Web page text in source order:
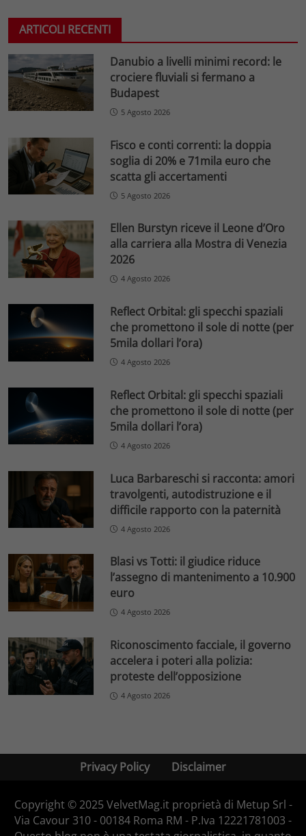
ARTICOLI RECENTI
Danubio a livelli minimi record: le
crociere fluviali si fermano a
Budapest
5 Agosto 2026
Fisco e conti correnti: la doppia
soglia di 20% e 71mila euro che
scatta gli accertamenti
5 Agosto 2026
Ellen Burstyn riceve il Leone d’Oro
alla carriera alla Mostra di Venezia
2026
4 Agosto 2026
Reflect Orbital: gli specchi spaziali
che promettono il sole di notte (per
5mila dollari l’ora)
4 Agosto 2026
Reflect Orbital: gli specchi spaziali
che promettono il sole di notte (per
5mila dollari l’ora)
4 Agosto 2026
Luca Barbareschi si racconta: amori
travolgenti, autodistruzione e il
difficile rapporto con la paternità
4 Agosto 2026
Blasi vs Totti: il giudice riduce
l’assegno di mantenimento a 10.900
euro
4 Agosto 2026
Riconoscimento facciale, il governo
accelera i poteri alla polizia:
proteste dell’opposizione
4 Agosto 2026
Privacy Policy Disclaimer
Copyright © 2025 VelvetMag.it proprietà di Metup Srl -
Via Cavour 310 - 00184 Roma RM - P.Iva 12221781003 -